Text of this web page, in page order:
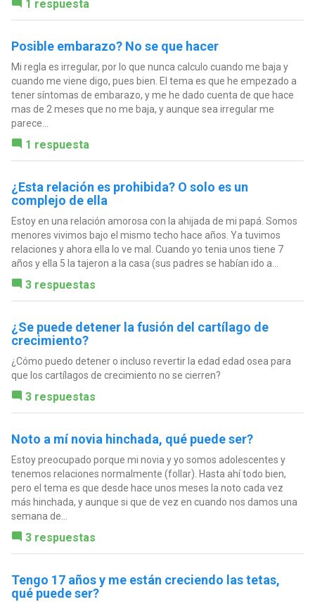
1 respuesta
Posible embarazo? No se que hacer
Mi regla es irregular, por lo que nunca calculo cuando me baja y
cuando me viene digo, pues bien. El tema es que he empezado a
tener síntomas de embarazo, y me he dado cuenta de que hace
mas de 2 meses que no me baja, y aunque sea irregular me
parece...
1 respuesta
¿Esta relación es prohibida? O solo es un
complejo de ella
Estoy en una relación amorosa con la ahijada de mi papá. Somos
menores vivimos bajo el mismo techo hace años. Ya tuvimos
relaciones y ahora ella lo ve mal. Cuando yo tenia unos tiene 7
años y ella 5 la tajeron a la casa (sus padres se habían ido a...
3 respuestas
¿Se puede detener la fusión del cartílago de
crecimiento?
¿Cómo puedo detener o incluso revertir la edad edad osea para
que los cartílagos de crecimiento no se cierren?
3 respuestas
Noto a mí novia hinchada, qué puede ser?
Estoy preocupado porque mi novia y yo somos adolescentes y
tenemos relaciones normalmente (follar). Hasta ahí todo bien,
pero el tema es que desde hace unos meses la noto cada vez
más hinchada, y aunque si que de vez en cuando nos damos una
semana de...
3 respuestas
Tengo 17 años y me están creciendo las tetas,
qué puede ser?